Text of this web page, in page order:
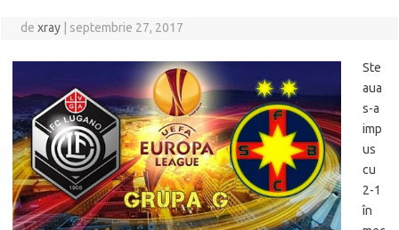
de xray septembrie 27, 2017
Ste
aua
s-a
imp
us
cu
2-1
în